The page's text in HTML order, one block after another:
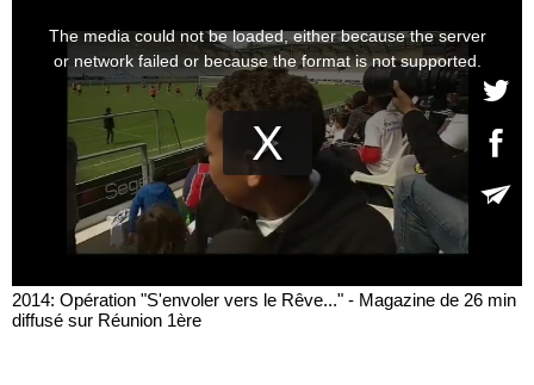
2014: Opération "S'envoler vers le Rêve..." - Magazine de 26 min
diffusé sur Réunion 1ère